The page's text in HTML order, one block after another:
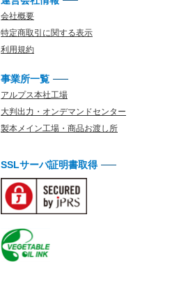
会社概要
特定商取引に関する表示
利用規約
事業所一覧
アルプス本社工場
大判出力・オンデマンドセンター
製本メイン工場・商品お渡し所
SSLサーバ証明書取得